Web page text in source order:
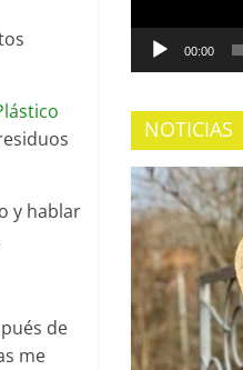
y hablar
de
me
00:00
NOTICIAS